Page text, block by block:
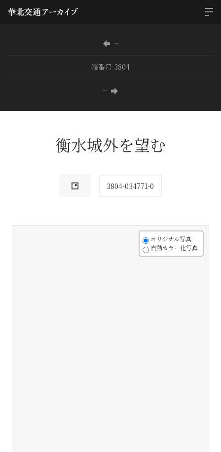
−
箱番号 3804
−
衡水城外を望む
3804-034771-0
オリジナル写真
自動カラー化写真